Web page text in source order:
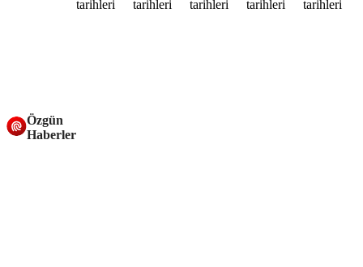
Özgün
Haberler